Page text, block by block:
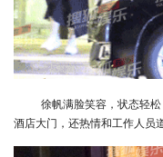
徐帆满脸笑容，状态轻
酒店大门，还热情和工作人员